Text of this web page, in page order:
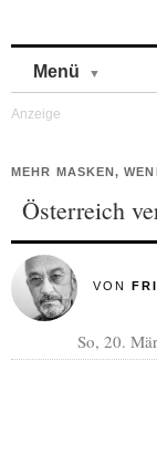
Menü
MEHR MASKEN,
Österreich
VON
So, 20.